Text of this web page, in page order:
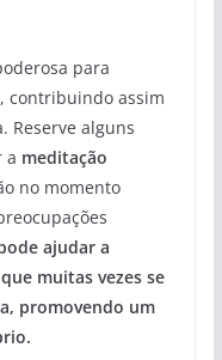
para
contribuindo assim
Reserve alguns
a meditação
no momento
ajudar a
muitas vezes se
promovendo um